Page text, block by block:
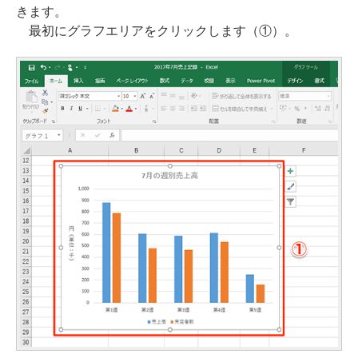
きます。
最初にグラフエリアをクリックします（①）。